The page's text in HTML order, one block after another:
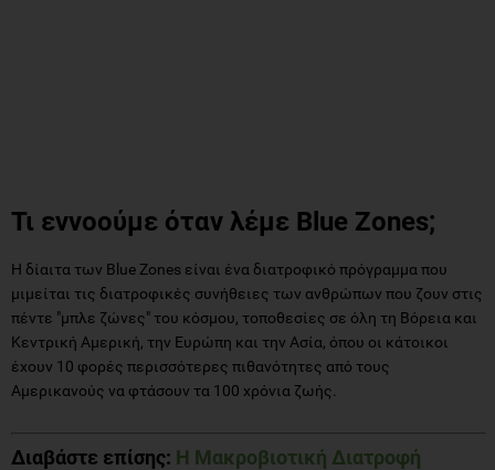
Τι εννοούμε όταν λέμε Blue Zones;
Η δίαιτα των Blue Zones είναι ένα διατροφικό πρόγραμμα που
μιμείται τις διατροφικές συνήθειες των ανθρώπων που ζουν στις
πέντε "μπλε ζώνες" του κόσμου, τοποθεσίες σε όλη τη Βόρεια και
Κεντρική Αμερική, την Ευρώπη και την Ασία, όπου οι κάτοικοι
έχουν 10 φορές περισσότερες πιθανότητες από τους
Αμερικανούς να φτάσουν τα 100 χρόνια ζωής.
Διαβάστε επίσης: Η Μακροβιοτική Διατροφή